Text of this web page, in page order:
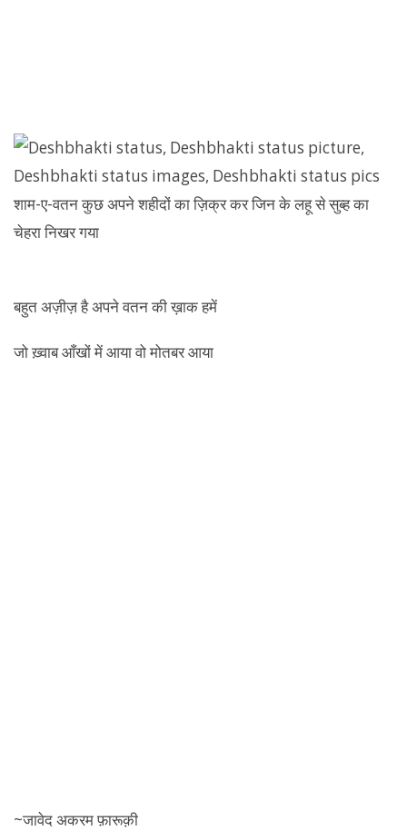
बहुत अज़ीज़ है अपने वतन की ख़ाक हमें
जो ख़्वाब आँखों में आया वो मोतबर आया
~जावेद अकरम फ़ारूक़ी